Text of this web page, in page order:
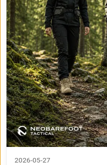
2026-05-27